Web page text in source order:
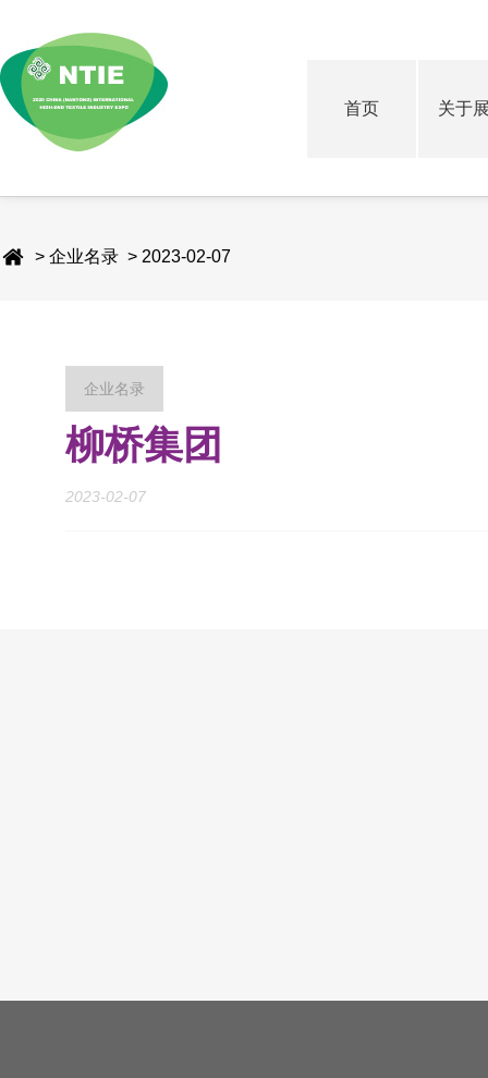
首页 关于
> 企业名录 > 2023-02-07
企业名录
柳桥集团
2023-02-07